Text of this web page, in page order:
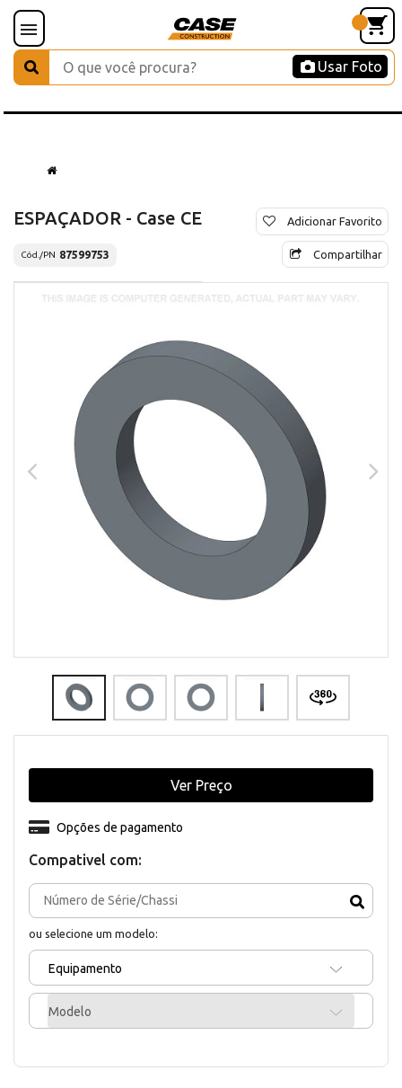
Usar Foto
ESPAÇADOR - Case CE
Cód./PN 87599753
Adicionar Favorito
Compartilhar
Compativel com:
ou selecione um modelo:
Equipamento
Modelo
Opções de pagamento
Ver Preço